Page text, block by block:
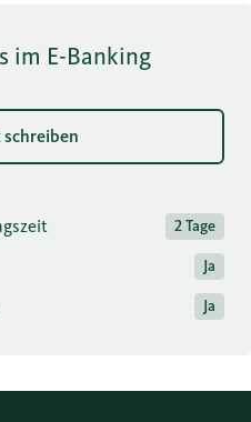
im E-Banking
2 Tage
Ja
Ja